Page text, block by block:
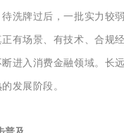
洗牌过后，一批实力较
有场景、有技术、合规
进入消费金融领域。长
发展阶段。